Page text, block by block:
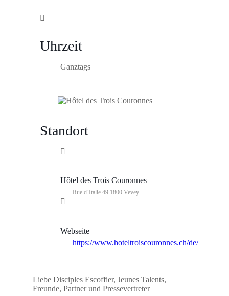
Uhrzeit
Ganztags
Standort
Hôtel des Trois Couronnes
Rue d’Italie 49 1800 Vevey
Webseite
https://www.hoteltroiscouronnes.ch/de/
Liebe Disciples Escoffier, Jeunes Talents,
Freunde, Partner und Pressevertreter